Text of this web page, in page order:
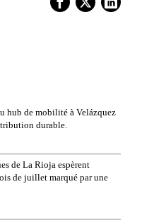
hub de mobilité à Velázquez
durable.
de La Rioja espèrent
de juillet marqué par une